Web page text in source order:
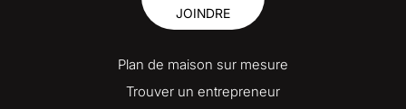
JOINDRE
Plan de maison sur mesure
Trouver un entrepreneur